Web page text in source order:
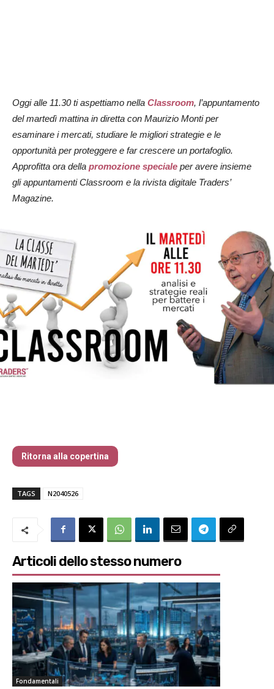
Oggi alle 11.30 ti aspettiamo nella Classroom, l’appuntamento
del martedì mattina in diretta con Maurizio Monti per
esaminare i mercati, studiare le migliori strategie e le
opportunità per proteggere e far crescere un portafoglio.
Approfitta ora della promozione speciale per avere insieme
gli appuntamenti Classroom e la rivista digitale Traders’
Magazine.
Ritorna alla copertina
TAGS N2040526
Articoli dello stesso numero
Fondamentali